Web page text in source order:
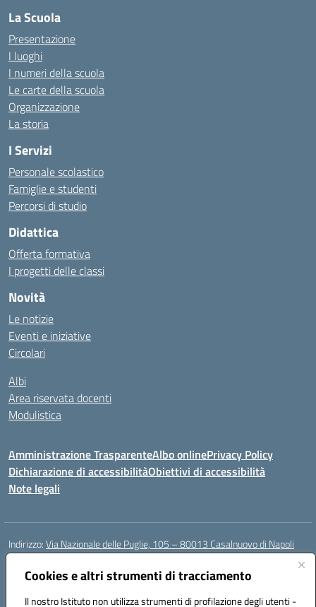
Cookies e altri strumenti di tracciamento
Il nostro Istituto non utilizza strumenti di profilazione degli utenti -
La Scuola
Presentazione
I luoghi
I numeri della scuola
Le carte della scuola
Organizzazione
La storia
I Servizi
Personale scolastico
Famiglie e studenti
Percorsi di studio
Didattica
Offerta formativa
I progetti delle classi
Novità
Le notizie
Eventi e iniziative
Circolari
Albi
Area riservata docenti
Modulistica
Amministrazione TrasparenteAlbo onlinePrivacy Policy
Dichiarazione di accessibilitàObiettivi di accessibilità
Note legali
Indirizzo:Via Nazionale delle Puglie, 105 – 80013 Casalnuovo di Napoli
Centralino:
Email:naee32300a@istruzione.it